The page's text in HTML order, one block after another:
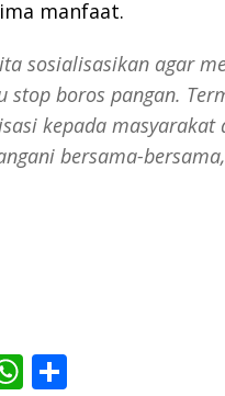
manfaat.
sosialisasikan agar
stop boros pangan.
kepada masyarakat
bersama-
W